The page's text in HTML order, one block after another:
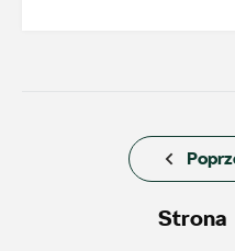
Strona
AMD Auto